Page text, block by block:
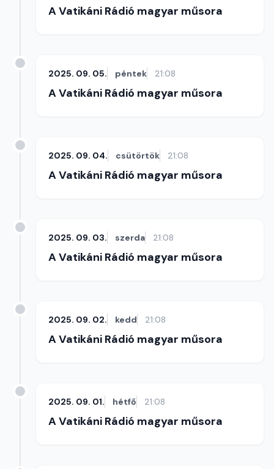
A Vatikáni Rádió magyar műsora
2025. 09. 05. péntek 21:08
A Vatikáni Rádió magyar műsora
2025. 09. 04. csütörtök 21:08
A Vatikáni Rádió magyar műsora
2025. 09. 03. szerda 21:08
A Vatikáni Rádió magyar műsora
2025. 09. 02. kedd 21:08
A Vatikáni Rádió magyar műsora
2025. 09. 01. hétfő 21:08
A Vatikáni Rádió magyar műsora